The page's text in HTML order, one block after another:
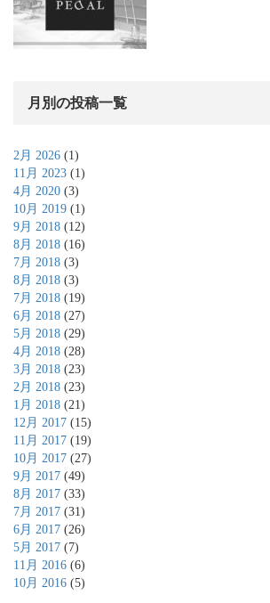
月別の投稿一覧
2月 2026 (1)
11月 2023 (1)
4月 2020 (3)
10月 2019 (1)
9月 2018 (12)
8月 2018 (16)
7月 2018 (3)
8月 2018 (3)
7月 2018 (19)
6月 2018 (27)
5月 2018 (29)
4月 2018 (28)
3月 2018 (23)
2月 2018 (23)
1月 2018 (21)
12月 2017 (15)
11月 2017 (19)
10月 2017 (27)
9月 2017 (49)
8月 2017 (33)
7月 2017 (31)
6月 2017 (26)
5月 2017 (7)
11月 2016 (6)
10月 2016 (5)